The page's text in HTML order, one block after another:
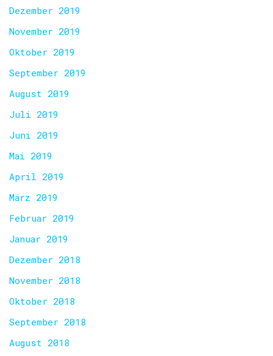
Dezember 2019
November 2019
Oktober 2019
September 2019
August 2019
Juli 2019
Juni 2019
Mai 2019
April 2019
März 2019
Februar 2019
Januar 2019
Dezember 2018
November 2018
Oktober 2018
September 2018
August 2018